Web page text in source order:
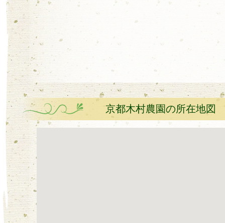
京都木村農園の所在地図